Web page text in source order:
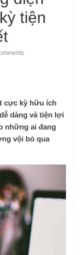
tiện
cực kỳ hữu ích
dàng và tiện lợi
những ai đang
vội bỏ qua